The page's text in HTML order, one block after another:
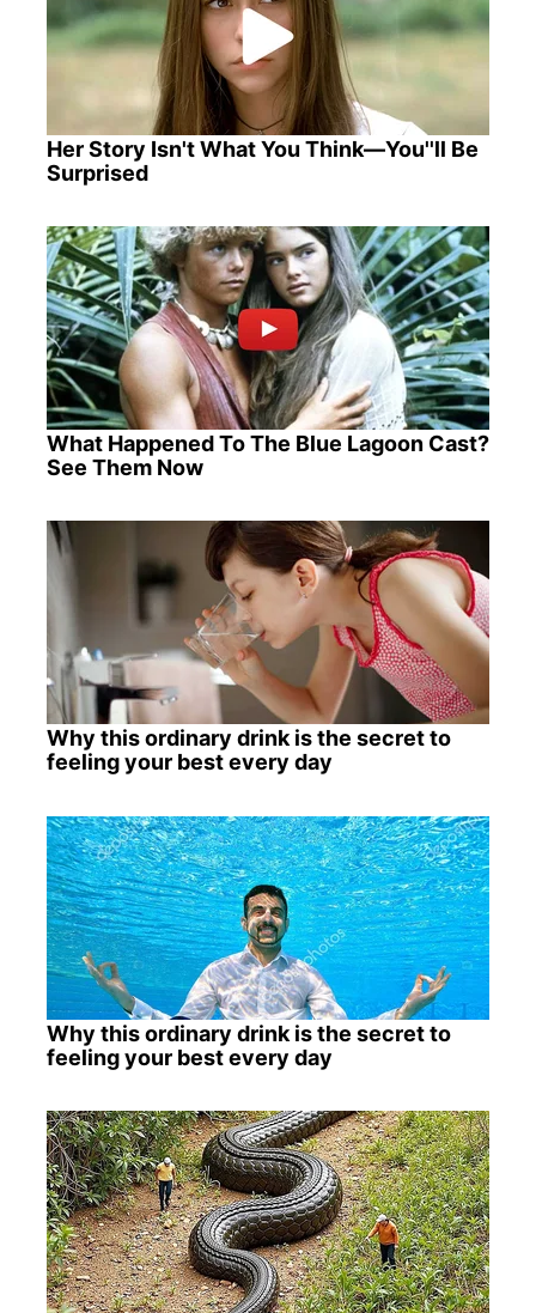
Her Story Isn't What You Think—You''ll Be
Surprised
What Happened To The Blue Lagoon Cast?
See Them Now
Why this ordinary drink is the secret to
feeling your best every day
Why this ordinary drink is the secret to
feeling your best every day